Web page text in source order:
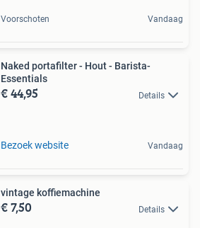
Voorschoten Vandaag
Naked portafilter - Hout - Barista-
Essentials
€ 44,95 Details
Bezoek website Vandaag
vintage koffiemachine
€ 7,50 Details